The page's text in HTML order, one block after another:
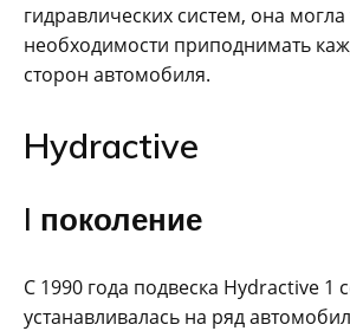
гидравлических систем, она
необходимости приподнимать
сторон автомобиля.
Hydractive
I поколение
С 1990 года подвеска Hydractive 1
устанавливалась на ряд